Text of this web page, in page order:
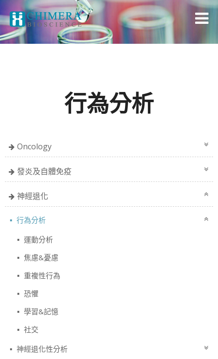
行為分析
Oncology
發炎及自體免疫
神經退化
行為分析
運動分析
焦慮&憂慮
重複性行為
恐懼
學習&記憶
社交
神經退化性分析